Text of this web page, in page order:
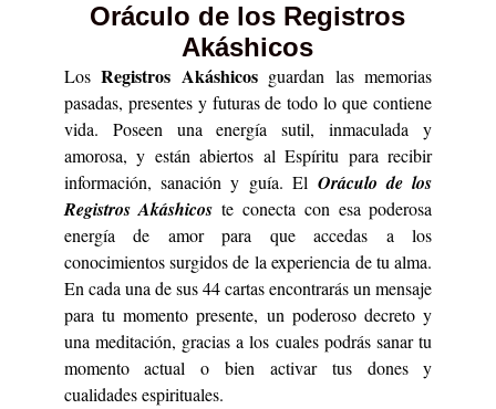
Oráculo de los Registros
Akáshicos
LosRegistros Akáshicosguardan las memorias
pasadas, presentes y futuras de todo lo que contiene
vida. Poseen una energía sutil, inmaculada y
amorosa, y están abiertos al Espíritu para recibir
información, sanación y guía. El Oráculo de los
Registros Akáshicos te conecta con esa poderosa
energía de amor para que accedas a los
conocimientos surgidos de la experiencia de tu alma.
En cada una de sus 44 cartas encontrarás un mensaje
para tu momento presente, un poderoso decreto y
una meditación, gracias a los cuales podrás sanar tu
momento actual o bien activar tus dones y
cualidades espirituales.